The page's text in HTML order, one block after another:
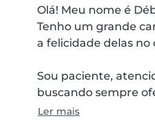
Olá! Meu nome é
Tenho um grande
a felicidade delas no
Sou paciente,
buscando sempre
Ler mais